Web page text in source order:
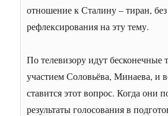
отношение к Сталину – тиран, без
рефлексирования на эту тему.
По телевизору идут бесконечные
участием Соловьёва, Минаева, и
ставится этот вопрос. Когда они
результаты голосования в